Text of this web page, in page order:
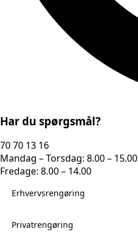
Har du spørgsmål?
70 70 13 16
Mandag – Torsdag: 8.00 – 15.00
Fredage: 8.00 – 14.00
Erhvervsrengøring
Privatrengøring